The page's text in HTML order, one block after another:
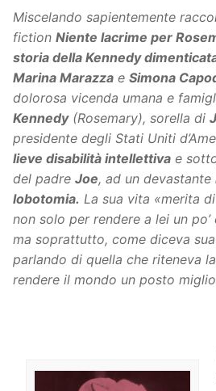
Miscelando sapientemente
fiction Niente lacrime per
storia della Kennedy
Marina Marazza e Simona
dolorosa vicenda umana e
Kennedy(Rosemary), sorella di
presidente degli Stati Uniti
lieve disabilità intellettiva e
del padre Joe, ad un devastante
lobotomia. La sua vita «merita
non solo per rendere a lei un
ma soprattutto, come diceva
parlando di quella che riteneva
rendere il mondo un posto